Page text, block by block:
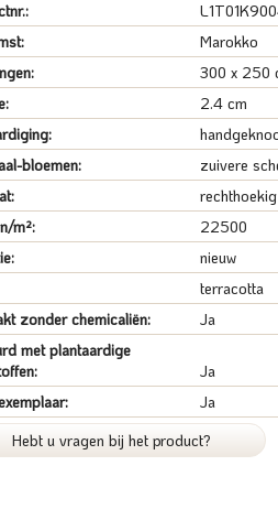
Marokko
300 x 250
2.4 cm
bloemen:
zuivere
rechthoekig
m²:
22500
nieuw
terracotta
zonder chemicaliën:
Ja
met plantaardige
Ja
Ja
Hebt u vragen bij het product?